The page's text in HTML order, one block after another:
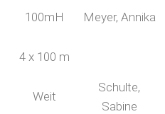
100mH Meyer, Annika
4 x 100 m
Weit
Schulte,
Sabine